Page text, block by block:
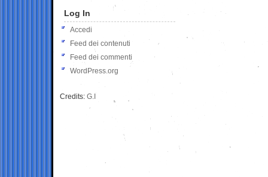
Log In
Accedi
Feed dei contenuti
Feed dei commenti
WordPress.org
Credits: G.I